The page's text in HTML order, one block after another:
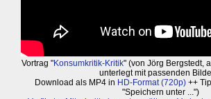
Vortrag "Konsumkritik-Kritik" (von Jörg Bergstedt,
unterlegt mit passenden
Download als MP4 in HD-Format (720p)++
"Speichern unter ...")